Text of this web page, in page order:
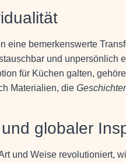
eine bemerkenswerte
und unpersönlich
für Küchen galten,
Materialien, die
globaler
und Weise revolutioniert,